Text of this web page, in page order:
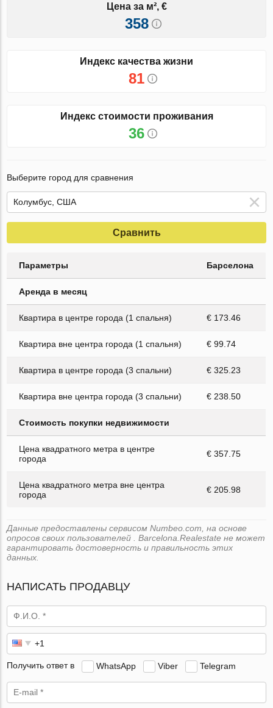
Цена за м², €
358
Индекс качества жизни
81
Индекс стоимости проживания
36
Выберите город для сравнения
Сравнить
Параметры Барселона
Аренда в месяц
Квартира в центре города (1 спальня) € 173.46
Квартира вне центра города (1 спальня) € 99.74
Квартира в центре города (3 спальни) € 325.23
Квартира вне центра города (3 спальни) € 238.50
Стоимость покупки недвижимости
Цена квадратного метра в центре
города
€ 357.75
Цена квадратного метра вне центра
города
€ 205.98
Данные предоставлены сервисом Numbeo.com, на основе
опросов своих пользователей . Barcelona.Realestate не может
гарантировать достоверность и правильность этих
данных.
НАПИСАТЬ ПРОДАВЦУ
Получить ответ в WhatsApp Viber Telegram